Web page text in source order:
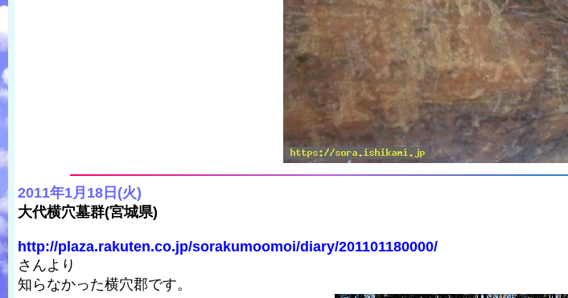
2011年1月18日(火)
大代横穴墓群(宮城県)
http://plaza.rakuten.co.jp/sorakumoomoi/diary/201101180000/
さんより
知らなかった横穴郡です。